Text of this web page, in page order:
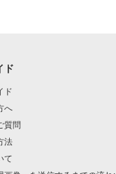
ド
ド
へ
質問
法
て